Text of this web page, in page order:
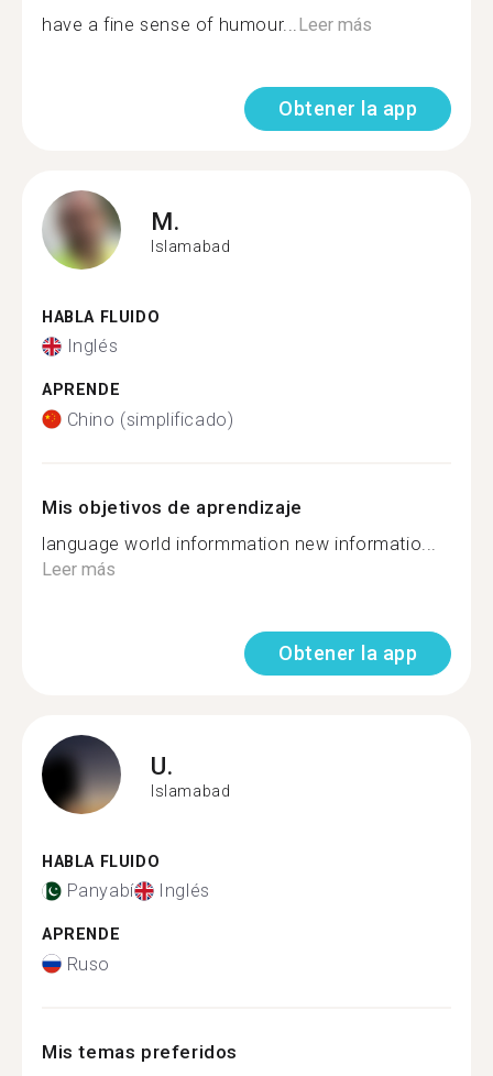
have a fine sense of humour... Leer más
Obtener la app
M.
Islamabad
HABLA FLUIDO
Inglés
APRENDE
Chino (simplificado)
Mis objetivos de aprendizaje
language world informmation new informatio...
Leer más
Obtener la app
U.
Islamabad
HABLA FLUIDO
Panyabí Inglés
APRENDE
Ruso
Mis temas preferidos